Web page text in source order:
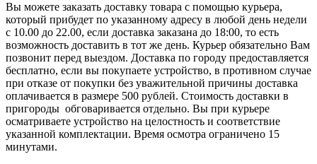
Вы можете заказать доставку товара с помощью курьера,
который прибудет по указанному адресу в любой день недели
с 10.00 до 22.00, если доставка заказана до 18:00, то есть
возможность доставить в тот же день. Курьер обязательно Вам
позвонит перед выездом. Доставка по городу предоставляется
бесплатно, если вы покупаете устройство, в противном случае
при отказе от покупки без уважительной причины доставка
оплачивается в размере 500 рублей. Стоимость доставки в
пригороды обговаривается отдельно. Вы при курьере
осматриваете устройство на целостность и соответствие
указанной комплектации. Время осмотра ограничено 15
минутами.